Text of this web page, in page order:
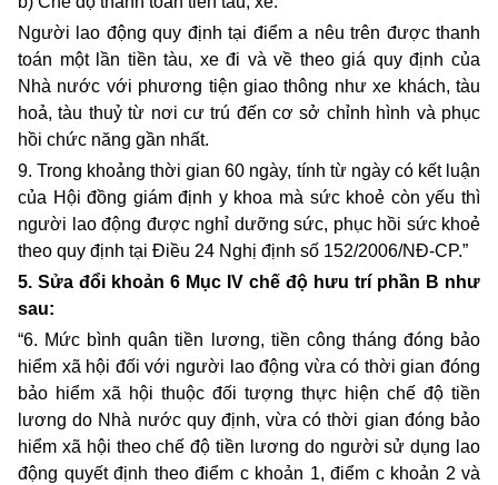
Người lao động quy định tại điểm a nêu trên được thanh
toán một lần tiền tàu, xe đi và về theo giá quy định của
Nhà nước với phương tiện giao thông như xe khách, tàu
hoả, tàu thuỷ từ nơi cư trú đến cơ sở chỉnh hình và phục
hồi chức năng gần nhất.
9. Trong khoảng thời gian 60 ngày, tính từ ngày có kết luận
của Hội đồng giám định y khoa mà sức khoẻ còn yếu thì
người lao động được nghỉ dưỡng sức, phục hồi sức khoẻ
theo quy định tại Điều 24 Nghị định số 152/2006/NĐ-CP.”
5. Sửa đổi khoản 6 Mục IV chế độ hưu trí phần B như
sau:
“6. Mức bình quân tiền lương, tiền công tháng đóng bảo
hiểm xã hội đối với người lao động vừa có thời gian đóng
bảo hiểm xã hội thuộc đối tượng thực hiện chế độ tiền
lương do Nhà nước quy định, vừa có thời gian đóng bảo
hiểm xã hội theo chế độ tiền lương do người sử dụng lao
động quyết định theo điểm c khoản 1, điểm c khoản 2 và